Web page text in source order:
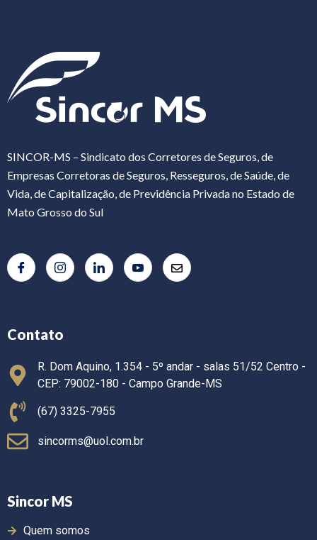
SINCOR-MS – Sindicato dos Corretores de Seguros, de
Empresas Corretoras de Seguros, Resseguros, de Saúde, de
Vida, de Capitalização, de Previdência Privada no Estado de
Mato Grosso do Sul
Contato
R. Dom Aquino, 1.354 - 5º andar - salas 51/52 Centro -
CEP: 79002-180 - Campo Grande-MS
(67) 3325-7955
sincorms@uol.com.br
Sincor MS
Quem somos